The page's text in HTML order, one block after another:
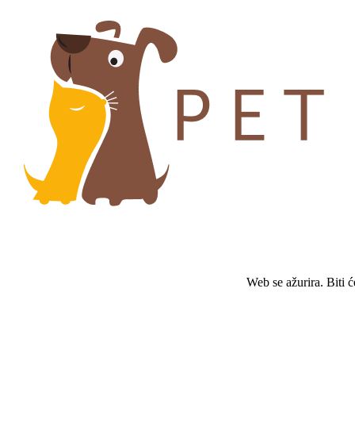
Web se ažurira. Biti